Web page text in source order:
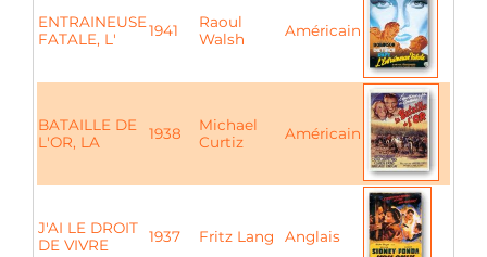
ENTRAINEUSE
FATALE, L'
1941
Raoul
Walsh
Américain
BATAILLE DE
L'OR, LA
1938
Michael
Curtiz
Américain
J'AI LE DROIT
DE VIVRE
1937 Fritz Lang Anglais